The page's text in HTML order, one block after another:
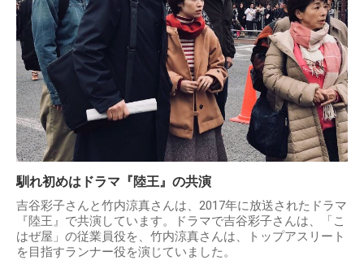
馴れ初めはドラマ『陸王』の共演
吉谷彩子さんと竹内涼真さんは、2017年に放送されたドラマ
『陸王』で共演しています。ドラマで吉谷彩子さんは、「こ
はぜ屋」の従業員役を、竹内涼真さんは、トップアスリート
を目指すランナー役を演じていました。